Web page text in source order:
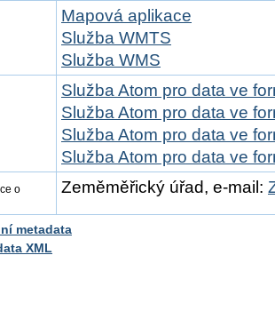
Mapová aplikace
Služba WMTS
Služba WMS
Služba Atom pro data ve
Služba Atom pro data ve
Služba Atom pro data ve
Služba Atom pro data ve
o
Zeměměřický úřad, e-mail:
metadata
XML